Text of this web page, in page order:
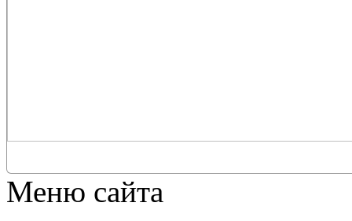
Меню сайта